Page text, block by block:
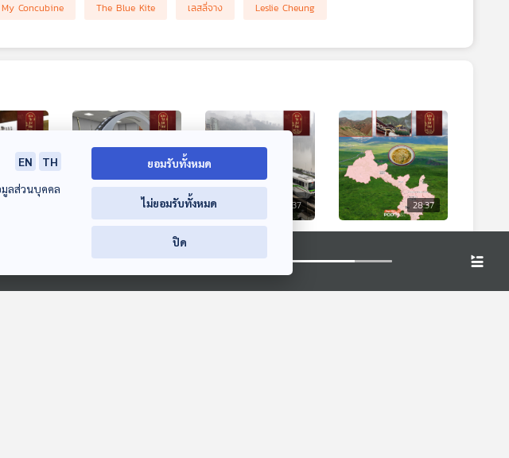
My Concubine The Blue Kite เลสลี่จาง Leslie Cheung
28:37
EP. 276: พิพิธภัณฑ์
จีน แหล่งเรียนรู้สู่การ
สร้างชาติ
มองจีนมุมใหม่
28:37
เศรษฐกิจเฉิงตู-
ฉงชิ่ง
มองจีนมุมใหม่
28:37
EP. 278: กานหนาน
– หลานโจว ปลุกเส้น
เปลี่ยนนิเวศและ
00:00:00
EN
TH
มูลส่วนบุคคล
ยอมรับทั้งหมด
ไม่ยอมรับทั้งหมด
ปิด